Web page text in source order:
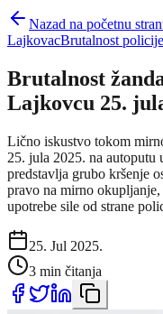
Nazad na početnu
LajkovacBrutalnost policije
Brutalnost
Lajkovcu 25.
Lično iskustvo tokom
25. jula 2025. na
predstavlja grubo kršenje
pravo na mirno
upotrebe sile od strane
25. Jul 2025.
3 min čitanja